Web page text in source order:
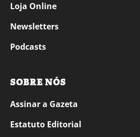
Loja Online
Newsletters
Podcasts
SOBRE NÓS
Assinar a Gazeta
Estatuto Editorial